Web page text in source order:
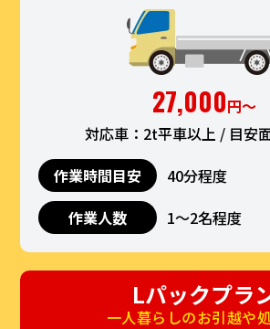
27,000円〜
対応車：2t平車以上 / 目安
作業時間目安
40分程度
作業人数
1〜2名程度
Lパックプラ
一人暮らしのお引越や